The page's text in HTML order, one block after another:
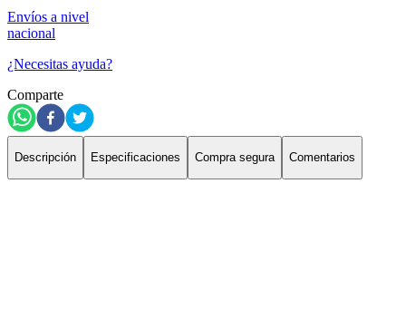
Envíos a nivel
nacional
¿Necesitas ayuda?
Comparte
Descripción Especificaciones Compra segura Comentarios